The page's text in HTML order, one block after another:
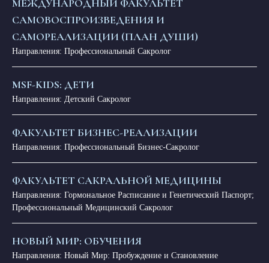
МЕЖДУНАРОДНЫЙ ФАКУЛЬТЕТ
САМОВОСПРОИЗВЕДЕНИЯ И
САМОРЕАЛИЗАЦИИ (ПЛАН ДУШИ)
Направления: Профессиональный Сакролог
MSF-KIDS: ДЕТИ
Направления: Детский Сакролог
ФАКУЛЬТЕТ БИЗНЕС-РЕАЛИЗАЦИИ
Направления: Профессиональный Бизнес-Сакролог
ФАКУЛЬТЕТ САКРАЛЬНОЙ МЕДИЦИНЫ
Направления: Гормональное Расписание и Генетический Паспорт;
Профессиональный Медицинский Сакролог
НОВЫЙ МИР: ОБУЧЕНИЯ
Направления: Новый Мир: Пробуждение и Становление